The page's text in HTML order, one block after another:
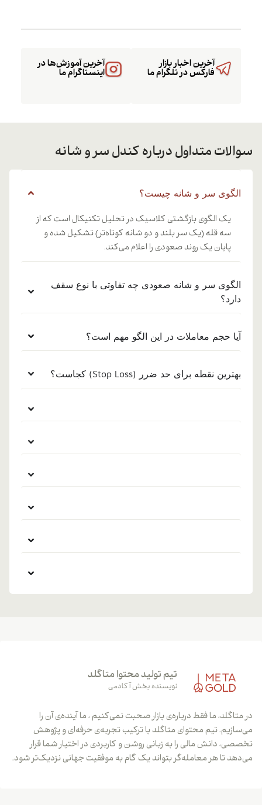
آخرین آموزش‌ها در
اینستاگرام ما
آخرین اخبار بازار
فارکس در تلگرام ما
سوالات متداول درباره کندل سر و شانه
الگوی سر و شانه چیست؟
یک الگوی بازگشتی کلاسیک در تحلیل تکنیکال است که از
سه قله (یک سر بلند و دو شانه کوتاه‌تر) تشکیل شده و
پایان یک روند صعودی را اعلام می‌کند.
الگوی سر و شانه صعودی چه تفاوتی با نوع سقف
دارد؟
آیا حجم معاملات در این الگو مهم است؟
بهترین نقطه برای حد ضرر (Stop Loss) کجاست؟
تیم تولید محتوا متاگلد
نویسنده بخش آکادمی
در متاگلد، ما فقط درباره‌ی بازار صحبت نمی‌کنیم ، ما آینده‌ی آن را
می‌سازیم. تیم محتوای متاگلد با ترکیب تجربه‌ی حرفه‌ای و پژوهش
تخصصی، دانش مالی را به زبانی روشن و کاربردی در اختیار شما قرار
می‌دهد تا هر معامله‌گر بتواند یک گام به موفقیت جهانی نزدیک‌تر شود.